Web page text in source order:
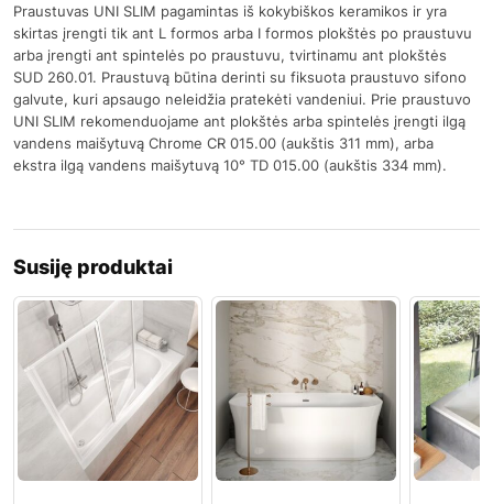
Praustuvas UNI SLIM pagamintas iš kokybiškos keramikos ir yra
skirtas įrengti tik ant L formos arba I formos plokštės po praustuvu
arba įrengti ant spintelės po praustuvu, tvirtinamu ant plokštės
SUD 260.01. Praustuvą būtina derinti su fiksuota praustuvo sifono
galvute, kuri apsaugo neleidžia pratekėti vandeniui. Prie praustuvo
UNI SLIM rekomenduojame ant plokštės arba spintelės įrengti ilgą
vandens maišytuvą Chrome CR 015.00 (aukštis 311 mm), arba
ekstra ilgą vandens maišytuvą 10° TD 015.00 (aukštis 334 mm).
Susiję produktai